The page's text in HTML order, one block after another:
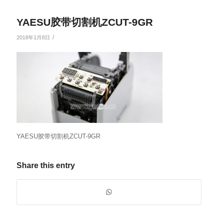
YAESU胶带切割机ZCUT-9GR
2018年1月8日 /
YAESU胶带切割机ZCUT-9GR
Share this entry